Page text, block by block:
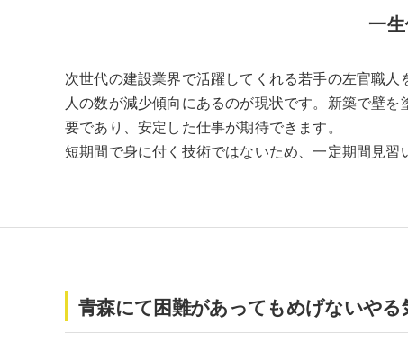
一
次世代の建設業界で活躍してくれる若手の左官職
人の数が減少傾向にあるのが現状です。新築で壁
要であり、安定した仕事が期待できます。
短期間で身に付く技術ではないため、一定期間見
青森にて困難があってもめげないや